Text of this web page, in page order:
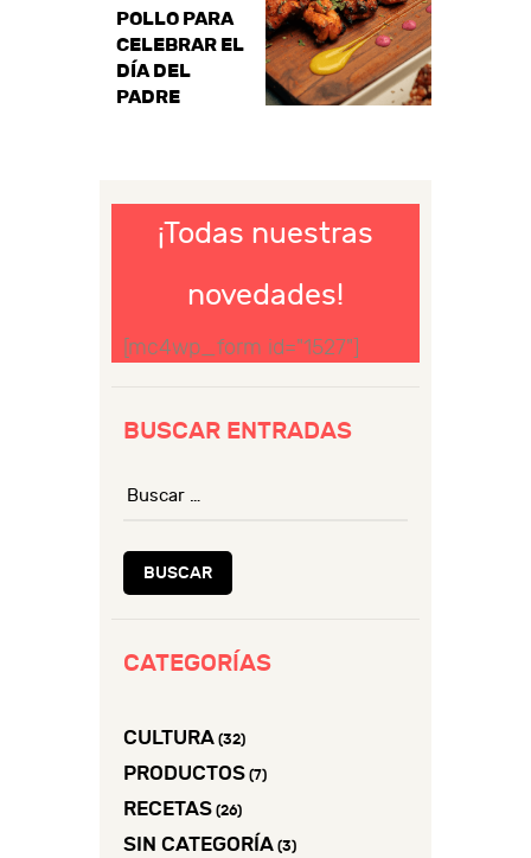
POLLO PARA
CELEBRAR EL
DÍA DEL
PADRE
¡Todas nuestras
novedades!
[mc4wp_form id="1527"]
BUSCAR ENTRADAS
Buscar:
CATEGORÍAS
CULTURA (32)
PRODUCTOS (7)
RECETAS (26)
SIN CATEGORÍA (3)